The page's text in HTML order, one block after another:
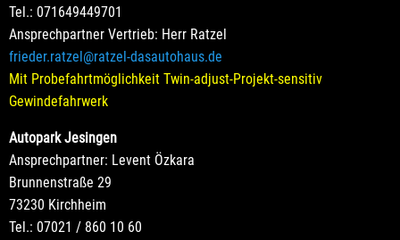
Tel.: 071649449701
Ansprechpartner Vertrieb: Herr Ratzel
frieder.ratzel@ratzel-dasautohaus.de
Mit Probefahrtmöglichkeit Twin-adjust-Projekt-sensitiv
Gewindefahrwerk
Autopark Jesingen
Ansprechpartner: Levent Özkara
Brunnenstraße 29
73230 Kirchheim
Tel.: 07021 / 860 10 60